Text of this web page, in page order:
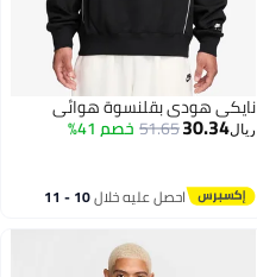
2
نايكي هودي بقلنسوة هوائي
ريال30.34
51.65خصم 41%
احصل عليه خلال 10 - 11